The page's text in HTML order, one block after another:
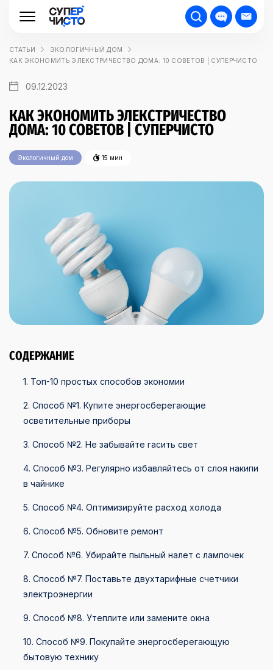
СТАТЬИ
ЭКОЛОГИЧНЫЙ ДОМ
КАК ЭКОНОМИТЬ ЭЛЕКСТРИЧЕСТВО ДОМА: 10 СОВЕТОВ | СУПЕРЧИСТО
09.12.2023
КАК ЭКОНОМИТЬ ЭЛЕКСТРИЧЕСТВО
ДОМА: 10 СОВЕТОВ | СУПЕРЧИСТО
Экологичный дом 15 мин
СОДЕРЖАНИЕ
1. Топ-10 простых способов экономии
2. Способ №1. Купите энергосберегающие
осветительные приборы
3. Способ №2. Не забывайте гасить свет
4. Способ №3. Регулярно избавляйтесь от слоя накипи
в чайнике
5. Способ №4. Оптимизируйте расход холода
6. Способ №5. Обновите ремонт
7. Способ №6. Убирайте пыльный налет с лампочек
8. Способ №7. Поставьте двухтарифные счетчики
электроэнергии
9. Способ №8. Утеплите или замените окна
10. Способ №9. Покупайте энергосберегающую
бытовую технику